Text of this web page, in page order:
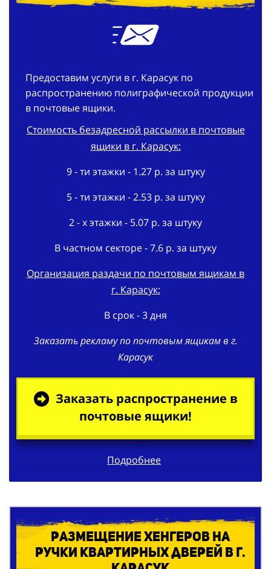
Предоставим услуги в г. Карасук по
распространению полиграфической продукции
в почтовые ящики.
Стоимость безадресной рассылки в почтовые
ящики в г. Карасук:
9 - ти этажки - 1.27 р. за штуку
5 - ти этажки - 2.53 р. за штуку
2 - х этажки - 5.07 р. за штуку
В частном секторе - 7.6 р. за штуку
Организация раздачи по почтовым ящикам в
г. Карасук:
В срок - 3 дня
Заказать рекламу по почтовым ящикам в г.
Карасук
Заказать распространение в
почтовые ящики!
Подробнее
Размещение хенгеров на
ручки квартирных дверей в г.